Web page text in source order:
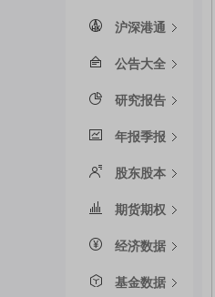
沪深港通
公告大全
研究报告
年报季报
股东股本
期货期权
经济数据
基金数据